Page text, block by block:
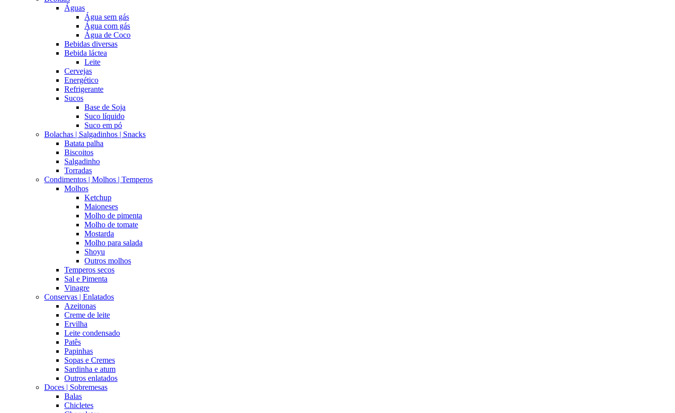
Águas
Água sem gás
Água com gás
Água de Coco
Bebidas diversas
Bebida láctea
Leite
Cervejas
Energético
Refrigerante
Sucos
Base de Soja
Suco líquido
Suco em pó
Bolachas | Salgadinhos | Snacks
Batata palha
Biscoitos
Salgadinho
Torradas
Condimentos | Molhos | Temperos
Molhos
Ketchup
Maioneses
Molho de pimenta
Molho de tomate
Mostarda
Molho para salada
Shoyu
Outros molhos
Temperos secos
Sal e Pimenta
Vinagre
Conservas | Enlatados
Azeitonas
Creme de leite
Ervilha
Leite condensado
Patês
Papinhas
Sopas e Cremes
Sardinha e atum
Outros enlatados
Doces | Sobremesas
Balas
Chicletes